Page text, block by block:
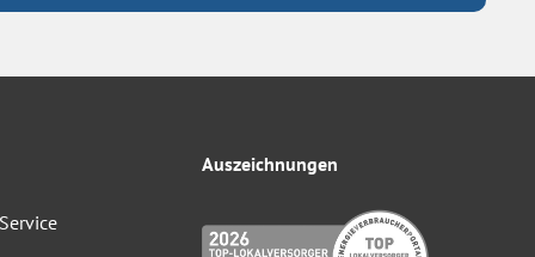
Auszeichnungen